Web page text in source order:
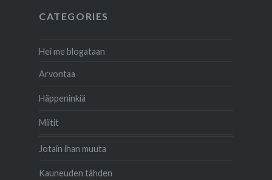
CATEGORIES
Hei me blogataan
Arvontaa
Häppeninkiä
Miitit
Jotain ihan muuta
Kauneuden tähden